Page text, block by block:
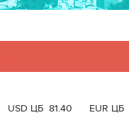
USD ЦБ 81.40 EUR ЦБ